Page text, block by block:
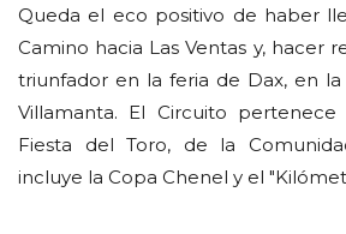
Queda el eco positivo de haber
Camino hacia Las Ventas y, hacer
triunfador en la feria de Dax, en
Villamanta. El Circuito
Fiesta del Toro, de la
incluye la Copa Chenel y el